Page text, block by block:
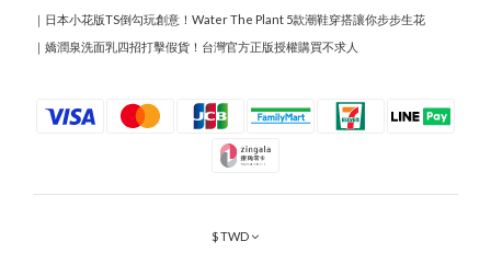
｜ 日本小花版TS倒勾玩創意！Water The Plant 5款潮鞋穿搭讓你步步生花
｜ 嬌潤泉洗面乳四招打擊假貨！台灣官方正版授權購買不求人
$TWD